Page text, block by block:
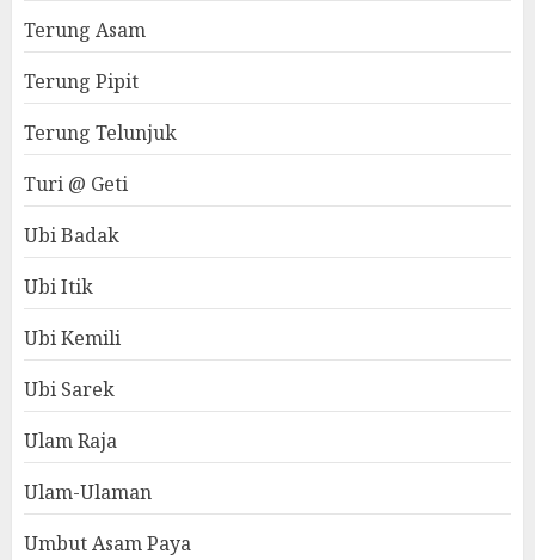
Terung Asam
Terung Pipit
Terung Telunjuk
Turi @ Geti
Ubi Badak
Ubi Itik
Ubi Kemili
Ubi Sarek
Ulam Raja
Ulam-Ulaman
Umbut Asam Paya